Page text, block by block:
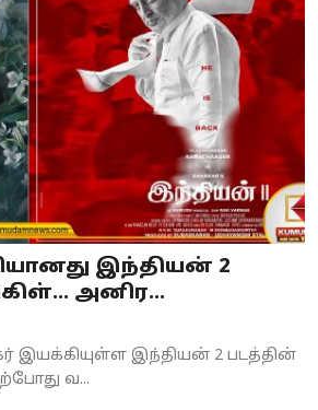
இந்தியன் 2
அனிர...
இயக்கியுள்ள இந்தியன் 2 படத்தின்
வ...